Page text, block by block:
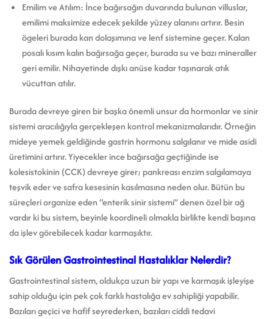
Emilim ve Atılım: İnce bağırsağın duvarında bulunan villuslar,
emilimi maksimize edecek şekilde yüzey alanını artırır. Besin
ögeleri burada kan dolaşımına ve lenf sistemine geçer. Kalan
posalı kısım kalın bağırsağa geçer, burada su ve bazı mineraller
geri emilir. Nihayetinde dışkı anüse kadar taşınarak atık
vücuttan atılır.
Burada devreye giren bir başka önemli unsur da hormonlar ve sinir
sistemi aracılığıyla gerçekleşen kontrol mekanizmalarıdır. Örneğin
mideye yemek geldiğinde gastrin hormonu salgılanır ve mide asidi
üretimini artırır. Yiyecekler ince bağırsağa geçtiğinde ise
kolesistokinin (CCK) devreye girer; pankreası enzim salgılamaya
teşvik eder ve safra kesesinin kasılmasına neden olur. Bütün bu
süreçleri organize eden “enterik sinir sistemi” denen özel bir ağ
vardır ki bu sistem, beyinle koordineli olmakla birlikte kendi başına
da işlev görebilecek kadar karmaşıktır.
Sık Görülen Gastrointestinal Hastalıklar Nelerdir?
Gastrointestinal sistem, oldukça uzun bir yapı ve karmaşık işleyişe
sahip olduğu için pek çok farklı hastalığa ev sahipliği yapabilir.
Bazıları geçici ve hafif seyrederken, bazıları ciddi tedavi